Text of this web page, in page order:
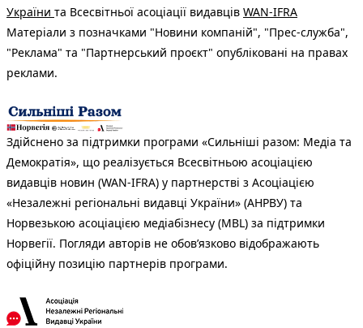
України та Всесвітньої асоціації видавців WAN-IFRA
Матеріали з позначками "Новини компаній", "Прес-служба",
"Реклама" та "Партнерський проєкт" опубліковані на правах
реклами.
Здійснено за підтримки програми «Сильніші разом: Медіа та
Демократія», що реалізується Всесвітньою асоціацією
видавців новин (WAN-IFRA) у партнерстві з Асоціацією
«Незалежні регіональні видавці України» (АНРВУ) та
Норвезькою асоціацією медіабізнесу (MBL) за підтримки
Норвегії. Погляди авторів не обов’язково відображають
офіційну позицію партнерів програми.